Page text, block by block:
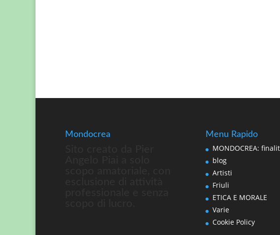
Mondocrea Menu Rapido
MONDOCREA:
blog
Artisti
Friuli
ETICA E MORALE
Varie
Cookie Policy